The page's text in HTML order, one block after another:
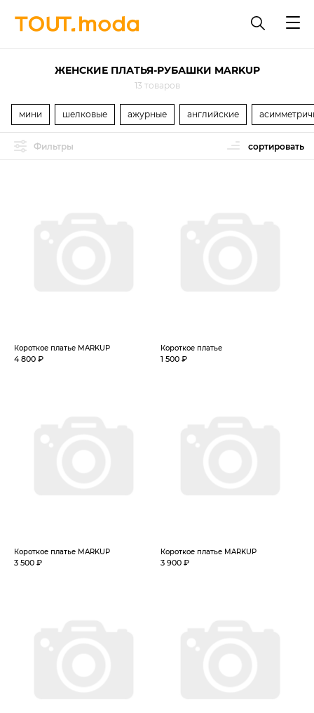
ЖЕНСКИЕ ПЛАТЬЯ-РУБАШКИ MARKUP
13 товаров
мини шелковые ажурные английские
Фильтры сортировать
Короткое платье MARKUP
4 800 ₽
Короткое платье
1 500 ₽
Короткое платье MARKUP
3 500 ₽
Короткое платье MARKUP
3 900 ₽